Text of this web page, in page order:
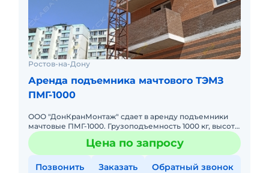
Ростов-на-Дону
Аренда подъемника мачтового ТЭМЗ
ПМГ-1000
ООО "ДонКранМонтаж" сдает в аренду подъемники
мачтовые ПМГ-1000. Грузоподъемность 1000 кг, высота
80 м. Без оператора. Сейчас свободны. Техника с
малой наработкЦена по запросу
Позвонить Заказать Обратный звонок